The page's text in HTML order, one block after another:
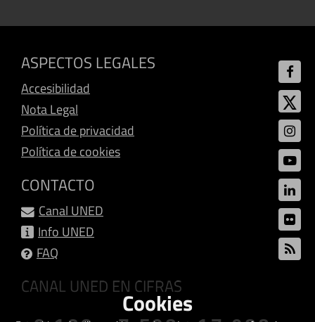
ASPECTOS LEGALES
Accesibilidad
Nota Legal
Política de privacidad
Política de cookies
CONTACTO
Canal UNED
Info UNED
FAQ
CANAL UNED EN CIFRAS
Cookies